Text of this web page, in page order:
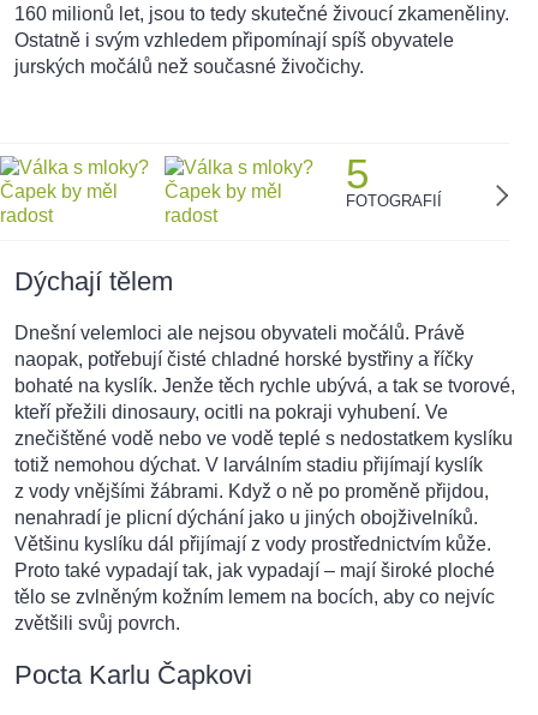
160 milionů let, jsou to tedy skutečné živoucí zkameněliny.
Ostatně i svým vzhledem připomínají spíš obyvatele
jurských močálů než současné živočichy.
5
FOTOGRAFIÍ
Dýchají tělem
Dnešní velemloci ale nejsou obyvateli močálů. Právě
naopak, potřebují čisté chladné horské bystřiny a říčky
bohaté na kyslík. Jenže těch rychle ubývá, a tak se tvorové,
kteří přežili dinosaury, ocitli na pokraji vyhubení. Ve
znečištěné vodě nebo ve vodě teplé s nedostatkem kyslíku
totiž nemohou dýchat. V larválním stadiu přijímají kyslík
z vody vnějšími žábrami. Když o ně po proměně přijdou,
nenahradí je plicní dýchání jako u jiných obojživelníků.
Většinu kyslíku dál přijímají z vody prostřednictvím kůže.
Proto také vypadají tak, jak vypadají – mají široké ploché
tělo se zvlněným kožním lemem na bocích, aby co nejvíc
zvětšili svůj povrch.
Pocta Karlu Čapkovi